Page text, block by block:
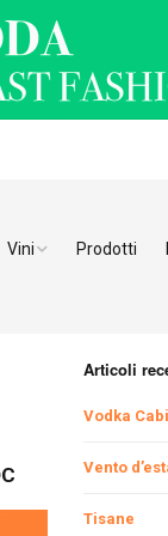
Vini Prodotti
Articoli
Vodka
Vento
Tisane